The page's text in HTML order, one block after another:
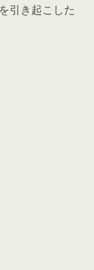
引き起こした